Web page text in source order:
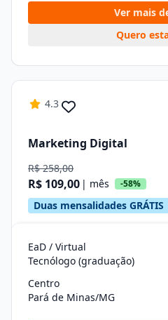
Ver mais
Quero
4.3
Marketing Digital
R$ 258,00
R$ 109,00 | mês -58%
Duas mensalidades GRÁTIS
EaD / Virtual
Tecnólogo (graduação)
Centro
Pará de Minas/MG